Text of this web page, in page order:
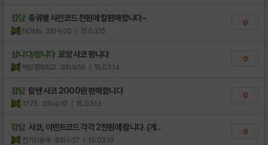
잡담 종류별 사전코드 천원에 칼판매합니다~
NOMs 조회수:20 | 15.03.15
0
삽니다/팝니다 로망 사코 팜니다
먹방중에최고 조회수:16 | 15.03.14
0
잡담 탑텐 사코 2000원 판매합니다
1775 조회수:10 | 15.03.13
0
잡담 사코, 이벤트코드 각각 2천원에 팝니다. (계..
전기쥐동무 조회수:17 | 15.03.13
0